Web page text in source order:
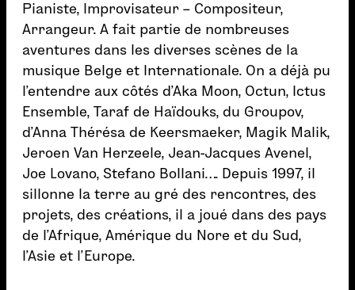
Pianiste, Improvisateur – Compositeur,
Arrangeur. A fait partie de nombreuses
aventures dans les diverses scènes de la
musique Belge et Internationale. On a déjà pu
l’entendre aux côtés d’Aka Moon, Octun, Ictus
Ensemble, Taraf de Haïdouks, du Groupov,
d’Anna Thérésa de Keersmaeker, Magik Malik,
Jeroen Van Herzeele, Jean-Jacques Avenel,
Joe Lovano, Stefano Bollani…. Depuis 1997, il
sillonne la terre au gré des rencontres, des
projets, des créations, il a joué dans des pays
de l’Afrique, Amérique du Nore et du Sud,
l’Asie et l’Europe.